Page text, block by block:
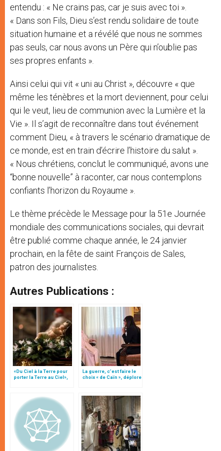
entendu : « Ne crains pas, car je suis avec toi ».
« Dans son Fils, Dieu s’est rendu solidaire de toute
situation humaine et a révélé que nous ne sommes
pas seuls, car nous avons un Père qui n’oublie pas
ses propres enfants ».
Ainsi celui qui vit « uni au Christ », découvre « que
même les ténèbres et la mort deviennent, pour celui
qui le veut, lieu de communion avec la Lumière et la
Vie ». Il s’agit de reconnaître dans tout événement
comment Dieu, « à travers le scénario dramatique de
ce monde, est en train d’écrire l’histoire du salut ».
« Nous chrétiens, conclut le communiqué, avons une
“bonne nouvelle” à raconter, car nous contemplons
confiants l’horizon du Royaume ».
Le thème précède le Message pour la 51e Journée
mondiale des communications sociales, qui devrait
être publié comme chaque année, le 24 janvier
prochain, en la fête de saint François de Sales,
patron des journalistes.
Autres Publications :
«Du Ciel à la Terre pour
porter la Terre au Ciel»,
La guerre, c’est faire le
choix « de Caïn », déplore